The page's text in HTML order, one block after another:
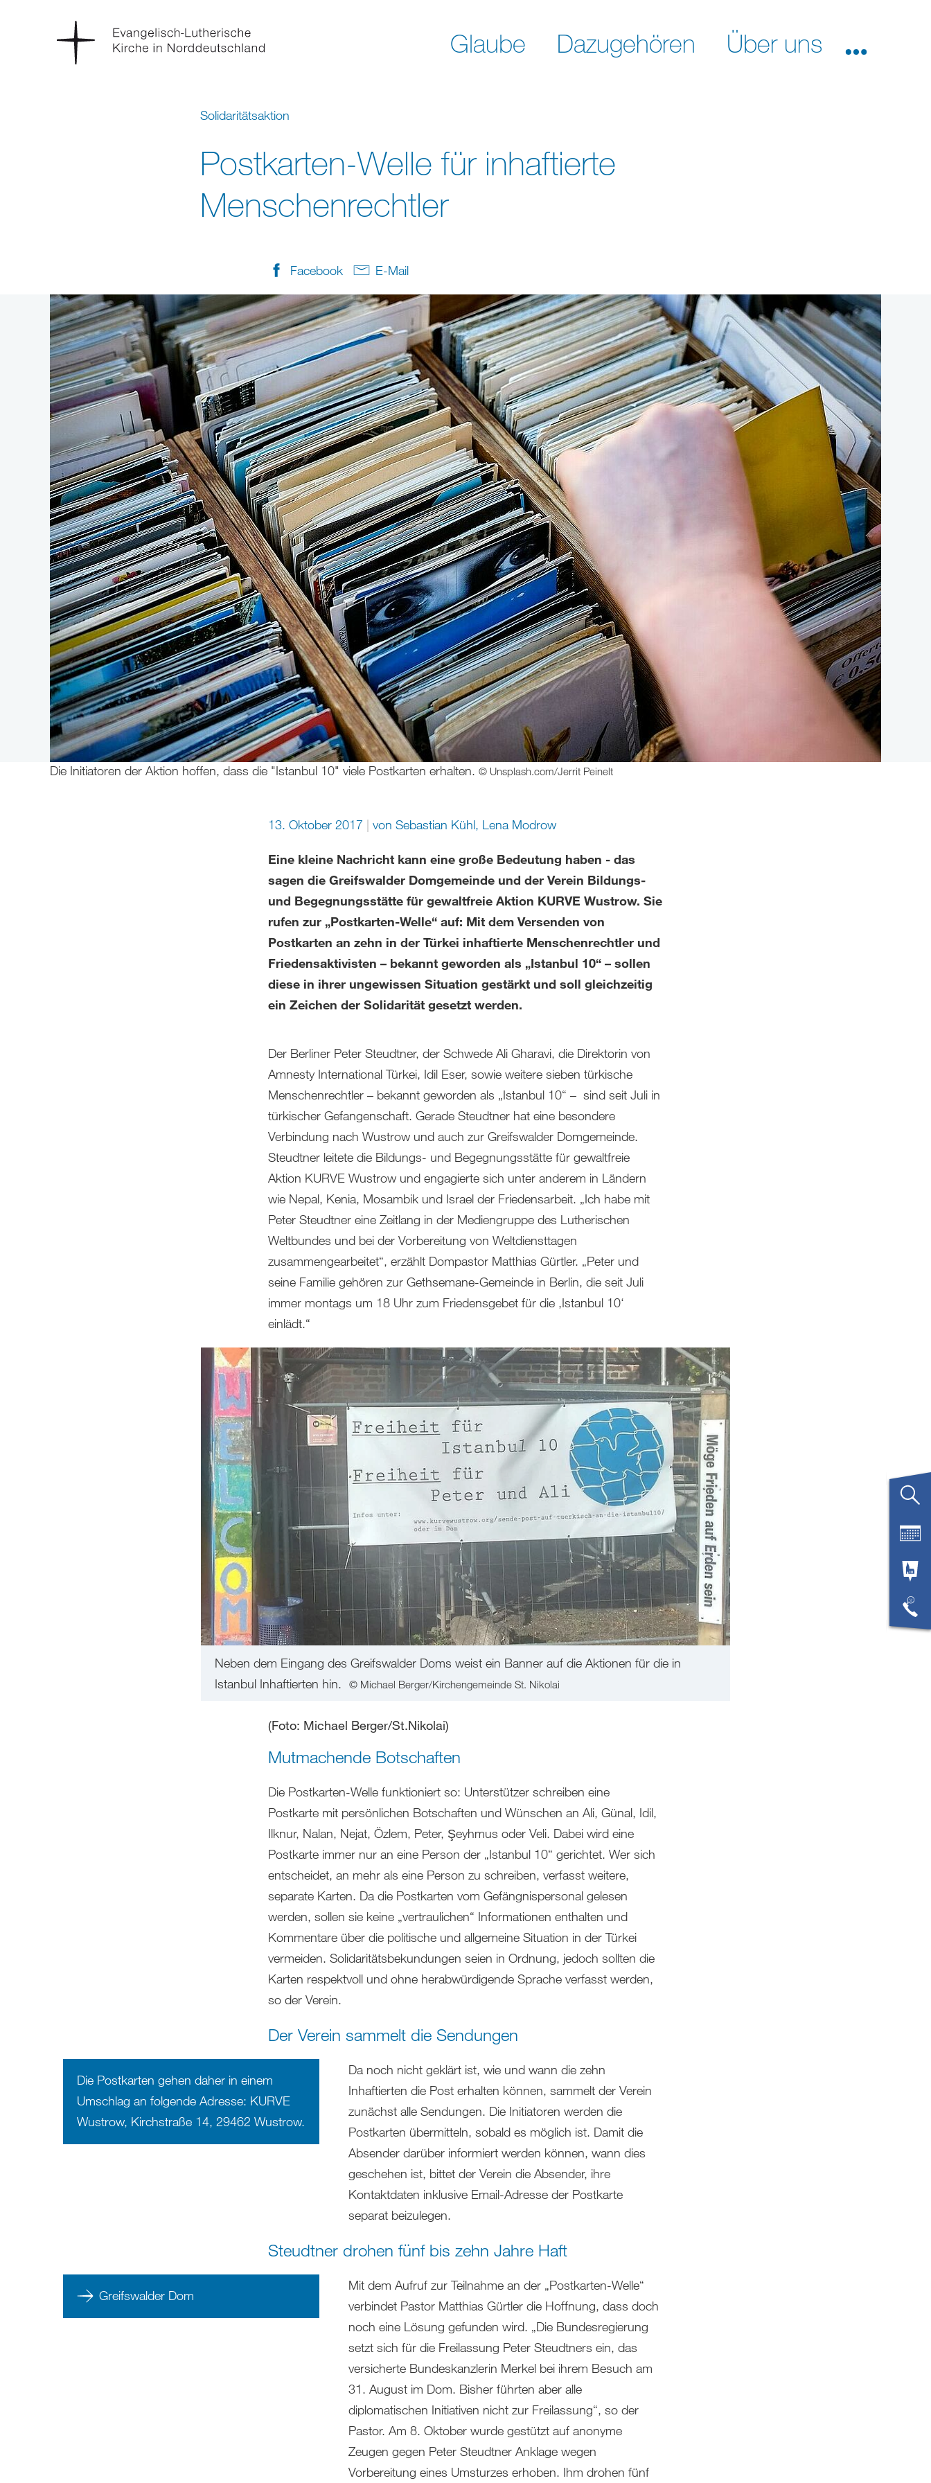
Glaube Dazugehören Über uns
Solidaritätsaktion
Postkarten-Welle für inhaftierte
Menschenrechtler
Facebook E-Mail
Die Initiatoren der Aktion hoffen, dass die "Istanbul 10" viele Postkarten erhalten. © Unsplash.com/Jerrit Peinelt
13. Oktober 2017 von Sebastian Kühl, Lena Modrow
Eine kleine Nachricht kann eine große Bedeutung haben - das
sagen die Greifswalder Domgemeinde und der Verein Bildungs-
und Begegnungsstätte für gewaltfreie Aktion KURVE Wustrow. Sie
rufen zur „Postkarten-Welle“ auf: Mit dem Versenden von
Postkarten an zehn in der Türkei inhaftierte Menschenrechtler und
Friedensaktivisten – bekannt geworden als „Istanbul 10“ – sollen
diese in ihrer ungewissen Situation gestärkt und soll gleichzeitig
ein Zeichen der Solidarität gesetzt werden.
Der Berliner Peter Steudtner, der Schwede Ali Gharavi, die Direktorin von
Amnesty International Türkei, Idil Eser, sowie weitere sieben türkische
Menschenrechtler – bekannt geworden als „Istanbul 10“ – sind seit Juli in
türkischer Gefangenschaft. Gerade Steudtner hat eine besondere
Verbindung nach Wustrow und auch zur Greifswalder Domgemeinde.
Steudtner leitete die Bildungs- und Begegnungsstätte für gewaltfreie
Aktion KURVE Wustrow und engagierte sich unter anderem in Ländern
wie Nepal, Kenia, Mosambik und Israel der Friedensarbeit. „Ich habe mit
Peter Steudtner eine Zeitlang in der Mediengruppe des Lutherischen
Weltbundes und bei der Vorbereitung von Weltdiensttagen
zusammengearbeitet“, erzählt Dompastor Matthias Gürtler. „Peter und
seine Familie gehören zur Gethsemane-Gemeinde in Berlin, die seit Juli
immer montags um 18 Uhr zum Friedensgebet für die ‚Istanbul 10‘
einlädt.“
Neben dem Eingang des Greifswalder Doms weist ein Banner auf die Aktionen für die in
Istanbul Inhaftierten hin.
© Michael Berger/Kirchengemeinde St. Nikolai
(Foto: Michael Berger/St.Nikolai)
Mutmachende Botschaften
Die Postkarten-Welle funktioniert so: Unterstützer schreiben eine
Postkarte mit persönlichen Botschaften und Wünschen an Ali, Günal, Idil,
Ilknur, Nalan, Nejat, Özlem, Peter, Şeyhmus oder Veli. Dabei wird eine
Postkarte immer nur an eine Person der „Istanbul 10“ gerichtet. Wer sich
entscheidet, an mehr als eine Person zu schreiben, verfasst weitere,
separate Karten. Da die Postkarten vom Gefängnispersonal gelesen
werden, sollen sie keine „vertraulichen“ Informationen enthalten und
Kommentare über die politische und allgemeine Situation in der Türkei
vermeiden. Solidaritätsbekundungen seien in Ordnung, jedoch sollten die
Karten respektvoll und ohne herabwürdigende Sprache verfasst werden,
so der Verein.
Der Verein sammelt die Sendungen
Die Postkarten gehen daher in einem
Umschlag an folgende Adresse: KURVE
Wustrow, Kirchstraße 14, 29462 Wustrow.
Da noch nicht geklärt ist, wie und wann die zehn
Inhaftierten die Post erhalten können, sammelt der Verein
zunächst alle Sendungen. Die Initiatoren werden die
Postkarten übermitteln, sobald es möglich ist. Damit die
Absender darüber informiert werden können, wann dies
geschehen ist, bittet der Verein die Absender, ihre
Kontaktdaten inklusive Email-Adresse der Postkarte
separat beizulegen.
Steudtner drohen fünf bis zehn Jahre Haft
Greifswalder Dom
Mit dem Aufruf zur Teilnahme an der „Postkarten-Welle“
verbindet Pastor Matthias Gürtler die Hoffnung, dass doch
noch eine Lösung gefunden wird. „Die Bundesregierung
setzt sich für die Freilassung Peter Steudtners ein, das
versicherte Bundeskanzlerin Merkel bei ihrem Besuch am
31. August im Dom. Bisher führten aber alle
diplomatischen Initiativen nicht zur Freilassung“, so der
Pastor. Am 8. Oktober wurde gestützt auf anonyme
Zeugen gegen Peter Steudtner Anklage wegen
Vorbereitung eines Umsturzes erhoben. Ihm drohen fünf